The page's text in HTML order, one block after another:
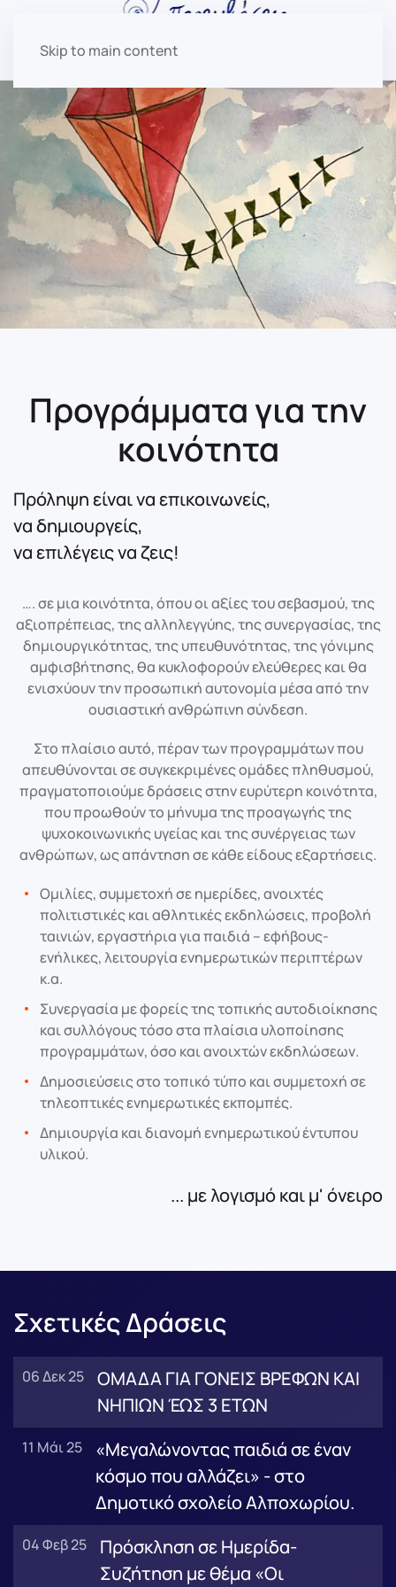
Skip to main content
Προγράμματα για την
κοινότητα
Πρόληψη είναι να επικοινωνείς,
να δημιουργείς,
να επιλέγεις να ζεις!
…. σε μια κοινότητα, όπου οι αξίες του σεβασμού, της
αξιοπρέπειας, της αλληλεγγύης, της συνεργασίας, της
δημιουργικότητας, της υπευθυνότητας, της γόνιμης
αμφισβήτησης, θα κυκλοφορούν ελεύθερες και θα
ενισχύουν την προσωπική αυτονομία μέσα από την
ουσιαστική ανθρώπινη σύνδεση.
Στο πλαίσιο αυτό, πέραν των προγραμμάτων που
απευθύνονται σε συγκεκριμένες ομάδες πληθυσμού,
πραγματοποιούμε δράσεις στην ευρύτερη κοινότητα,
που προωθούν το μήνυμα της προαγωγής της
ψυχοκοινωνικής υγείας και της συνέργειας των
ανθρώπων, ως απάντηση σε κάθε είδους εξαρτήσεις.
Ομιλίες, συμμετοχή σε ημερίδες, ανοιχτές
πολιτιστικές και αθλητικές εκδηλώσεις, προβολή
ταινιών, εργαστήρια για παιδιά – εφήβους-
ενήλικες, λειτουργία ενημερωτικών περιπτέρων
κ.α.
Συνεργασία με φορείς της τοπικής αυτοδιοίκησης
και συλλόγους τόσο στα πλαίσια υλοποίησης
προγραμμάτων, όσο και ανοιχτών εκδηλώσεων.
Δημοσιεύσεις στο τοπικό τύπο και συμμετοχή σε
τηλεοπτικές ενημερωτικές εκπομπές.
Δημιουργία και διανομή ενημερωτικού έντυπου
υλικού.
... με λογισμό και μ' όνειρο
Σχετικές Δράσεις
06 Δεκ 25
ΟΜΑΔΑ ΓΙΑ ΓΟΝΕΙΣ ΒΡΕΦΩΝ ΚΑΙ
ΝΗΠΙΩΝ ΈΩΣ 3 ΕΤΩΝ
11 Μάι 25
«Μεγαλώνοντας παιδιά σε έναν
κόσμο που αλλάζει» - στο
Δημοτικό σχολείο Αλποχωρίου.
04 Φεβ 25
Πρόσκληση σε Ημερίδα-
Συζήτηση με θέμα «Οι